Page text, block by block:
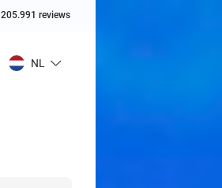
205.991 reviews
NL